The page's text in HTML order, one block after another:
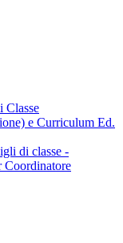
Classe
e Curriculum Ed.
di classe -
Coordinatore